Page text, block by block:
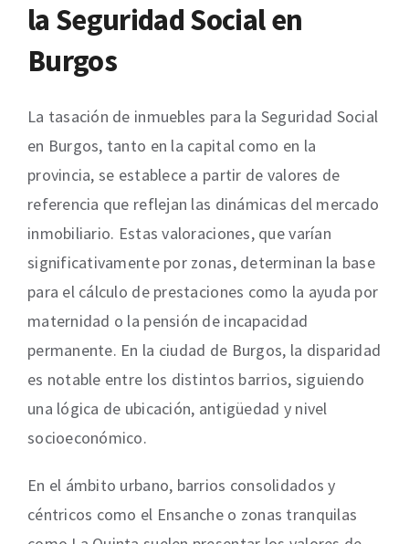
la Seguridad Social en
Burgos
La tasación de inmuebles para la Seguridad Social
en Burgos, tanto en la capital como en la
provincia, se establece a partir de valores de
referencia que reflejan las dinámicas del mercado
inmobiliario. Estas valoraciones, que varían
significativamente por zonas, determinan la base
para el cálculo de prestaciones como la ayuda por
maternidad o la pensión de incapacidad
permanente. En la ciudad de Burgos, la disparidad
es notable entre los distintos barrios, siguiendo
una lógica de ubicación, antigüedad y nivel
socioeconómico.
En el ámbito urbano, barrios consolidados y
céntricos como el Ensanche o zonas tranquilas